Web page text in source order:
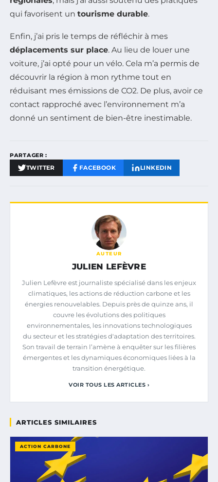
qui favorisent un tourisme durable.
Enfin, j’ai pris le temps de réfléchir à mes
déplacements sur place. Au lieu de louer une
voiture, j’ai opté pour un vélo. Cela m’a permis de
découvrir la région à mon rythme tout en
réduisant mes émissions de CO2. De plus, avoir ce
contact rapproché avec l’environnement m’a
donné un sentiment de bien-être inestimable.
PARTAGER :
TWITTER FACEBOOK LINKEDIN
AUTEUR
JULIEN LEFÈVRE
Julien Lefèvre est journaliste spécialisé dans les enjeux
climatiques, les actions de réduction carbone et les
énergies renouvelables. Depuis près de quinze ans, il
couvre les évolutions des politiques
environnementales, les innovations technologiques
du secteur et les stratégies d'adaptation des territoires.
Son travail de terrain l’amène à enquêter sur les filières
émergentes et les dynamiques économiques liées à la
transition énergétique.
VOIR TOUS LES ARTICLES ›
ARTICLES SIMILAIRES
ACTION CARBONE